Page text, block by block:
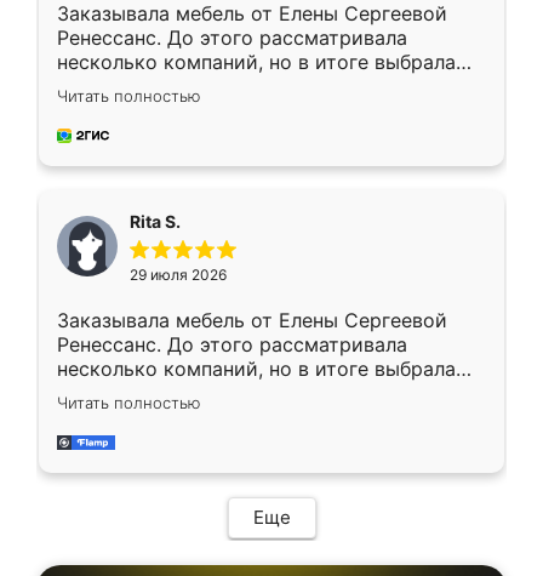
Заказывала мебель от Елены Сергеевой
Ренессанс. До этого рассматривала
несколько компаний, но в итоге выбрала
эту. Сначала обговорили условия, потом
приехал замерщик, всё спокойно объяснил
и снял размеры. Изготовили в срок, с
каких-либо доработок. Качеством осталась
довольна, все выглядит так, как и ожидала.
Читать полностью
Rita S.
29 июля 2026
Заказывала мебель от Елены Сергеевой
Ренессанс. До этого рассматривала
несколько компаний, но в итоге выбрала
эту. Сначала обговорили условия, потом
приехал замерщик, всё спокойно объяснил
и снял размеры. Изготовили в срок, с
мебель сразу встала на свое место без
каких-либо доработок. Качеством осталась
довольна, все выглядит так, как и ожидала.
Читать полностью
Еще